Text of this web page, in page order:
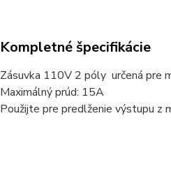
Kompletné špecifikácie
Zásuvka 110V 2 póly určená pre
Maximálný prúd: 15A
Použijte pre predlženie výstupu z